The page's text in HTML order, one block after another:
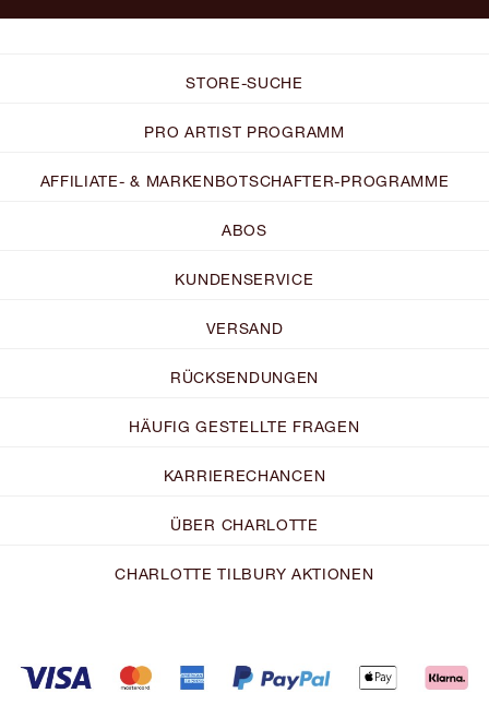
STORE-SUCHE
PRO ARTIST PROGRAMM
AFFILIATE- & MARKENBOTSCHAFTER-PROGRAMME
ABOS
KUNDENSERVICE
VERSAND
RÜCKSENDUNGEN
HÄUFIG GESTELLTE FRAGEN
KARRIERECHANCEN
ÜBER CHARLOTTE
CHARLOTTE TILBURY AKTIONEN